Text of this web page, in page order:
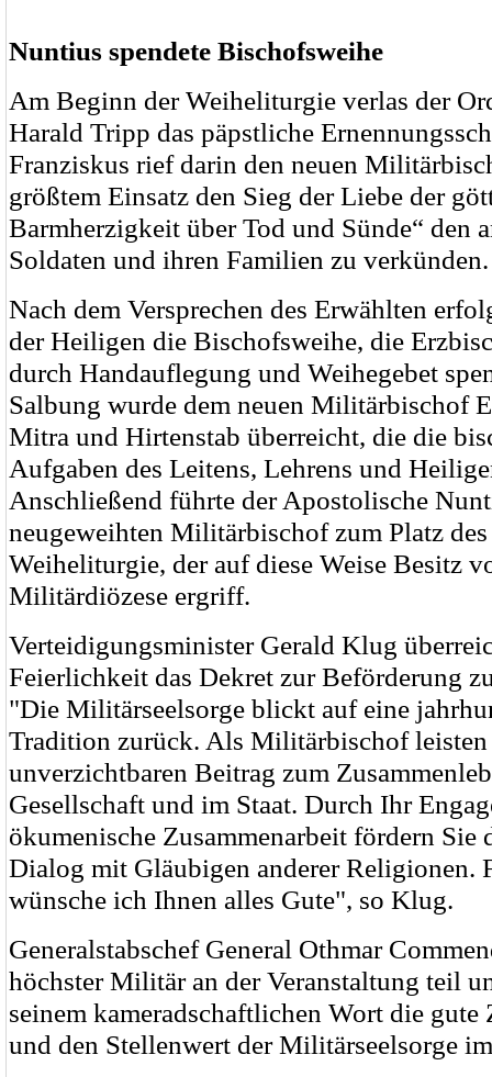
Nuntius spendete Bischofsweihe
Am Beginn der Weiheliturgie verlas der
Harald Tripp das päpstliche
Franziskus rief darin den neuen
größtem Einsatz den Sieg der Liebe der
Barmherzigkeit über Tod und Sünde“ den
Soldaten und ihren Familien zu verkünden.
Nach dem Versprechen des Erwählten
der Heiligen die Bischofsweihe, die
durch Handauflegung und Weihegebet
Salbung wurde dem neuen Militärbischof
Mitra und Hirtenstab überreicht, die die
Aufgaben des Leitens, Lehrens und
Anschließend führte der Apostolische
neugeweihten Militärbischof zum Platz des
Weiheliturgie, der auf diese Weise Besitz
Militärdiözese ergriff.
Verteidigungsminister Gerald Klug
Feierlichkeit das Dekret zur Beförderung
"Die Militärseelsorge blickt auf eine
Tradition zurück. Als Militärbischof leisten
unverzichtbaren Beitrag zum
Gesellschaft und im Staat. Durch Ihr
ökumenische Zusammenarbeit fördern Sie
Dialog mit Gläubigen anderer Religionen.
wünsche ich Ihnen alles Gute", so Klug.
Generalstabschef General Othmar
höchster Militär an der Veranstaltung teil
seinem kameradschaftlichen Wort die gute
und den Stellenwert der Militärseelsorge